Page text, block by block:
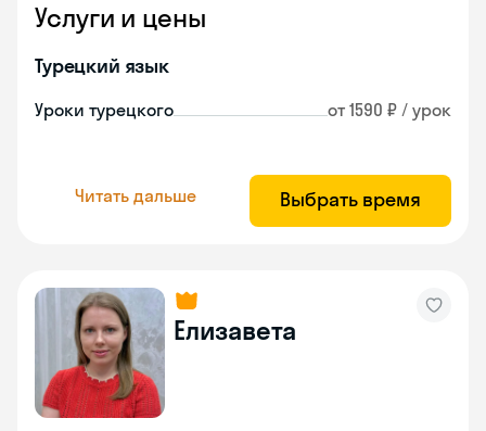
Услуги и цены
Турецкий язык
Уроки турецкого от 1590 ₽ / урок
Читать дальше Выбрать время
Елизавета